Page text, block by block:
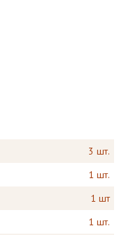
3 шт.
1 шт.
1 шт
1 шт.